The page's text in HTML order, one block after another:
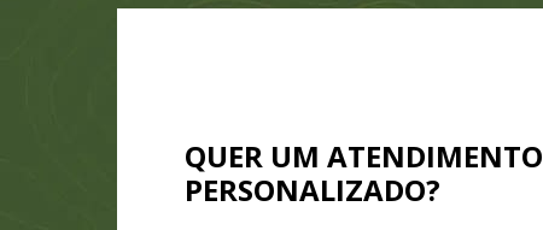
QUER UM ATENDIMENTO
PERSONALIZADO?